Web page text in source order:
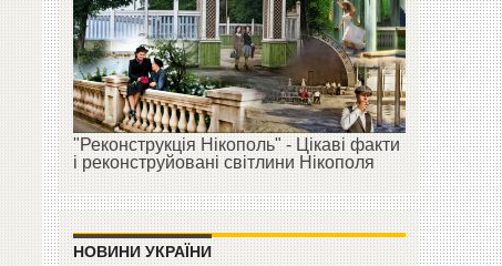
"Реконструкція Нікополь" - Цікаві факти
і реконструйовані світлини Нікополя
НОВИНИ УКРАЇНИ